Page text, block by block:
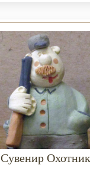
Сувенир Охотник